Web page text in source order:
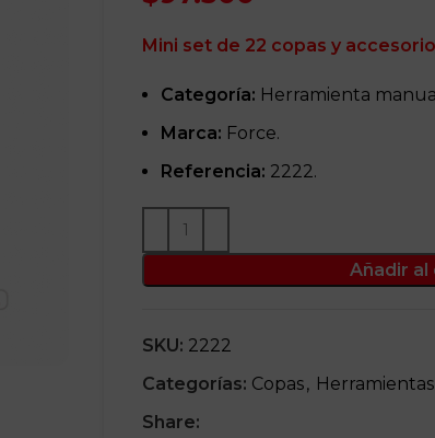
Mini set de 22 copas y
Categoría: Herramienta
Marca: Force.
Referencia: 2222.
Añadir
SKU: 2222
Categorías: Copas,
Share: